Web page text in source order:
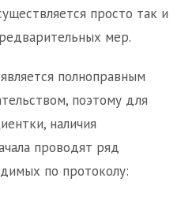
просто так и
мер.
полноправным
поэтому для
наличия
проводят ряд
по протоколу: